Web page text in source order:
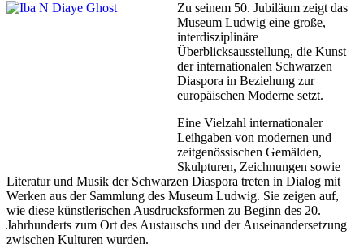
Zu seinem 50. Jubiläum zeigt das
Museum Ludwig eine große,
interdisziplinäre
Überblicksausstellung, die Kunst
der internationalen Schwarzen
Diaspora in Beziehung zur
europäischen Moderne setzt.
Eine Vielzahl internationaler
Leihgaben von modernen und
zeitgenössischen Gemälden,
Skulpturen, Zeichnungen sowie
Literatur und Musik der Schwarzen Diaspora treten in Dialog mit
Werken aus der Sammlung des Museum Ludwig. Sie zeigen auf,
wie diese künstlerischen Ausdrucksformen zu Beginn des 20.
Jahrhunderts zum Ort des Austauschs und der Auseinandersetzung
zwischen Kulturen wurden.